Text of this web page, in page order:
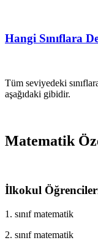
Hangi Sınıflara
Tüm seviyedeki
aşağıdaki gibidir.
Matematik
İlkokul
1. sınıf matematik
2. sınıf matematik